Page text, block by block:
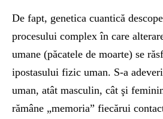
De fapt, genetica cuantică
procesului complex în care
umane (păcatele de moarte) se
ipostasului fizic uman. S-a
uman, atât masculin, cât şi
rămâne „memoria” fiecărui